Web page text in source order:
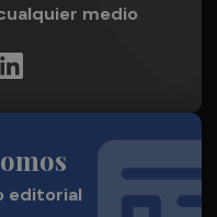
medio
editorial